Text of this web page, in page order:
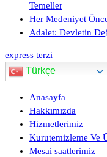
Temeller
Her Medeniyet
Adalet: Devletin
express terzi
Türkçe
Anasayfa
Hakkımızda
Hizmetlerimiz
Kurutemizleme Ve
Mesai saatlerimiz